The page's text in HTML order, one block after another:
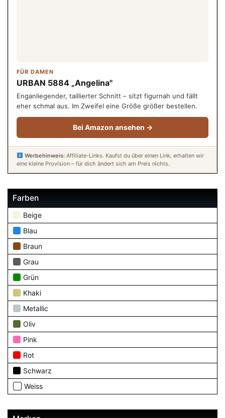
FÜR DAMEN
URBAN 5884 „Angelina"
Enganliegender, taillierter Schnitt – sitzt figurnah und fällt
eher schmal aus. Im Zweifel eine Größe größer bestellen.
Bei Amazon ansehen →
Werbehinweis:Affiliate-Links. Kaufst du über einen Link, erhalten wir
eine kleine Provision – für dich ändert sich am Preis nichts.
Farben
Beige
Blau
Braun
Grau
Grün
Khaki
Metallic
Oliv
Pink
Rot
Schwarz
Weiss